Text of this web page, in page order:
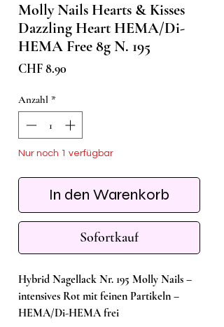
Molly Nails Hearts & Kisses
Dazzling Heart HEMA/Di-
HEMA Free 8g N. 195
CHF 8.90
Anzahl *
Nur noch 1 verfügbar
In den Warenkorb
Sofortkauf
Hybrid Nagellack Nr. 195 Molly Nails –
intensives Rot mit feinen Partikeln –
HEMA/Di-HEMA frei